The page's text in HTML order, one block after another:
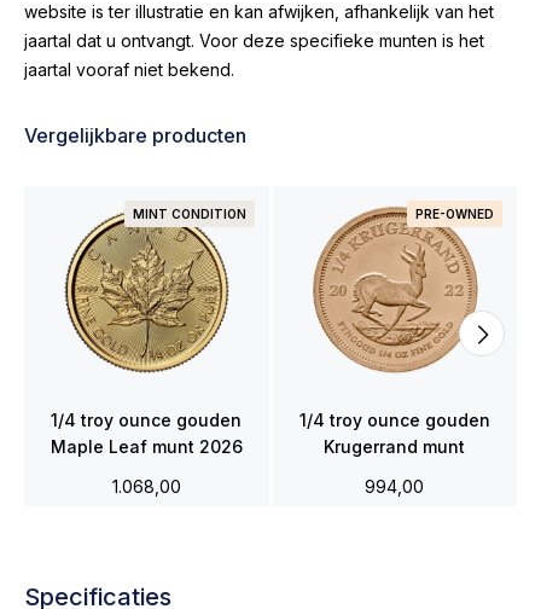
website is ter illustratie en kan afwijken, afhankelijk van het
jaartal dat u ontvangt. Voor deze specifieke munten is het
jaartal vooraf niet bekend.
Vergelijkbare producten
MINT CONDITION
1/4 troy ounce gouden
Maple Leaf munt 2026
1.068,00
PRE-OWNED
1/4 troy ounce gouden
Krugerrand munt
994,00
Specificaties